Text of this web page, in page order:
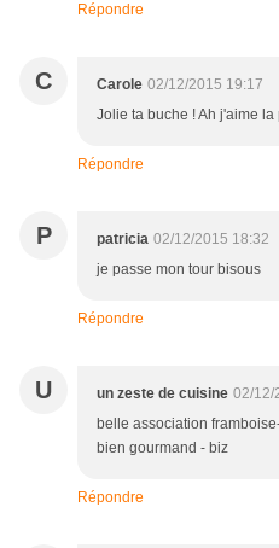
Répondre
C Carole 02/12/2015 19:17
Jolie ta buche ! Ah j'aime
Répondre
P patricia 02/12/2015 18:32
je passe mon tour bisous
Répondre
U un zeste de cuisine 02/12/
belle association
bien gourmand - biz
Répondre